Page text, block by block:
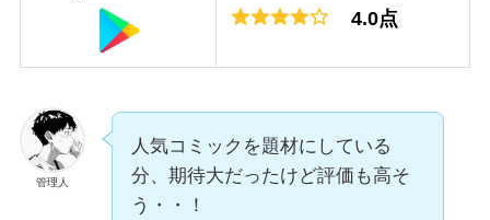
4.0点
管理人
人気コミックを題材にしている
分、期待大だったけど評価も高そ
う・・！